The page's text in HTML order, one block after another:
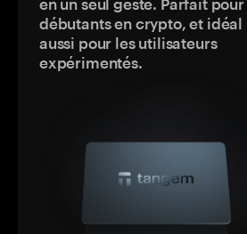
en un seul geste. Parfait pour
débutants en crypto, et idéal
aussi pour les utilisateurs
expérimentés.